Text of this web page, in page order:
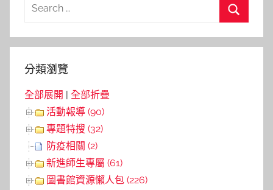
分類瀏覽
全部展開 | 全部折疊
活動報導 (90)
專題特搜 (32)
防疫相關 (2)
新進師生專屬 (61)
圖書館資源懶人包 (226)